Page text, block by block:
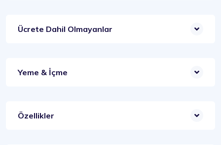
Ücrete Dahil Olmayanlar
Yeme & İçme
Özellikler